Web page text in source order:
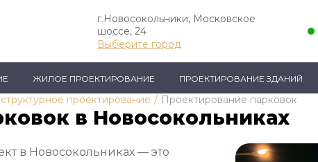
г.Новосокольники, Московское
шоссе, 24
Выберите город
ЖИЛОЕ ПРОЕКТИРОВАНИЕ ПРОЕКТИРОВАНИЕ ЗДАНИЙ
проектирование / Проектирование парковок
в Новосокольниках
в Новосокольниках — это